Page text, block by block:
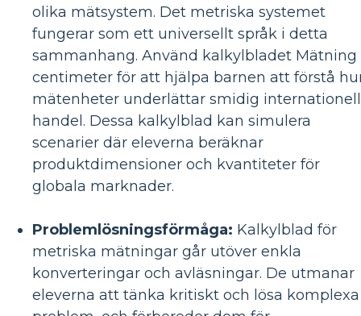
olika mätsystem. Det metriska systemet
fungerar som ett universellt språk i detta
sammanhang. Använd kalkylbladet Mätning
centimeter för att hjälpa barnen att förstå
mätenheter underlättar smidig internationell
handel. Dessa kalkylblad kan simulera
scenarier där eleverna beräknar
produktdimensioner och kvantiteter för
globala marknader.
Problemlösningsförmåga: Kalkylblad för
metriska mätningar går utöver enkla
konverteringar och avläsningar. De utmanar
eleverna att tänka kritiskt och lösa komplexa